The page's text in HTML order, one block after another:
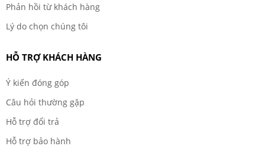
Phản hồi từ khách hàng
Lý do chọn chúng tôi
HỖ TRỢ KHÁCH HÀNG
Ý kiến đóng góp
Câu hỏi thường gặp
Hỗ trợ đổi trả
Hỗ trợ bảo hành